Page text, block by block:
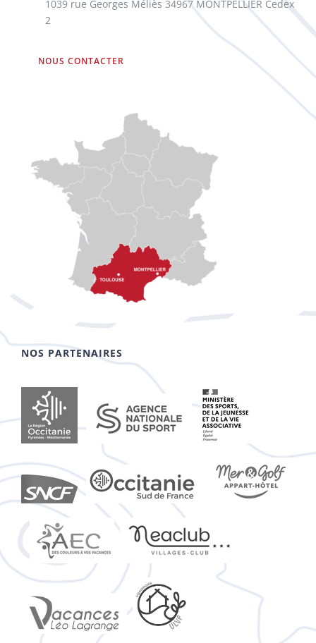
1039 rue Georges Méliès 34967 MONTPELLIER Cedex
2
NOUS CONTACTER
NOS PARTENAIRES